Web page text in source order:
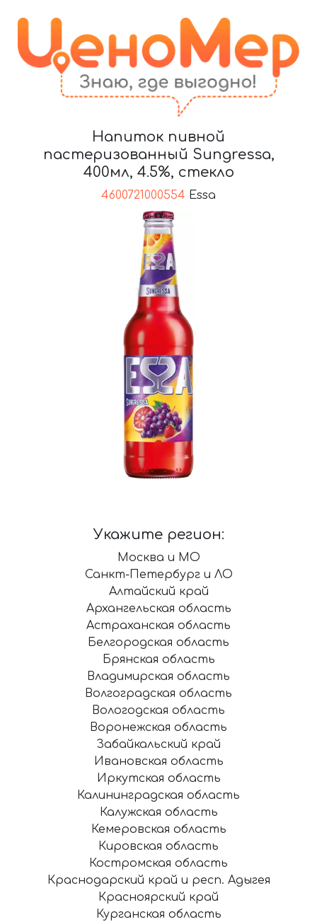
Напиток пивной
пастеризованный Sungressa,
400мл, 4.5%, стекло
4600721000554 Essa
Укажите регион:
Москва и МО
Санкт-Петербург и ЛО
Алтайский край
Архангельская область
Астраханская область
Белгородская область
Брянская область
Владимирская область
Волгоградская область
Вологодская область
Воронежская область
Забайкальский край
Ивановская область
Иркутская область
Калининградская область
Калужская область
Кемеровская область
Кировская область
Костромская область
Краснодарский край и респ. Адыгея
Красноярский край
Курганская область